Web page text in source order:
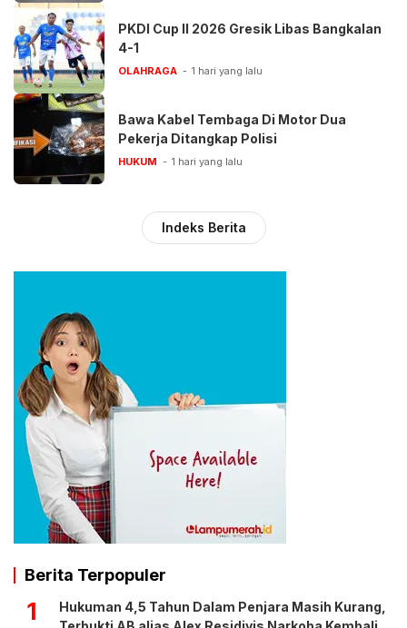
PKDI Cup II 2026 Gresik Libas Bangkalan
4-1
OLAHRAGA 1 hari yang lalu
Bawa Kabel Tembaga Di Motor Dua
Pekerja Ditangkap Polisi
HUKUM 1 hari yang lalu
Indeks Berita
Berita Terpopuler
1
Hukuman 4,5 Tahun Dalam Penjara Masih Kurang,